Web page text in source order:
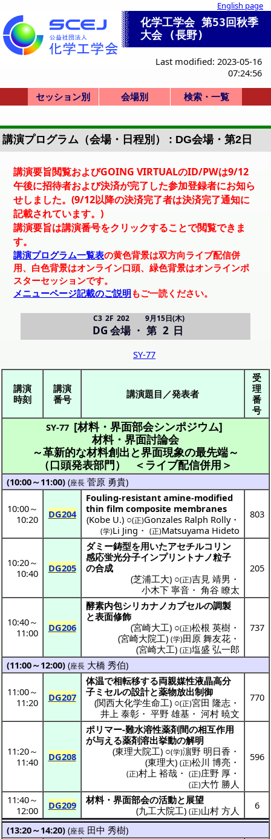
English page
化学工学会 第53回秋季
大会 (長野)
Last modified: 2023-05-16
07:24:56
セッション別
ポ
会場別
ano
検索・一覧
講演プログラム（会場・日程別） : DG会場・第2日
講演要旨閲覧およびGOING VIRTUALのID/PWは9/12
午後に招待者および決済が完了した参加登録者にお知ら
せしました。(9/12以降の決済完了者は決済完了通知に
記載されています。)
講演要旨は講演番号をクリックすることで閲覧できま
す。
講演プログラム一覧表の黄色背景は双方向ライブ配信併
用、白色背景はオンライン口頭、緑色背景はオンラインポ
スターセッションです。
メニューページ記載のご説明もご一読ください。
DG 会場
C3 2F 202
・ 第 2 日
9月15日(木)
SY-77
講演
時刻
講演
番号
講演題目／発表者
受
理
番
号
SY-77 [材料・界面部会シンポジウム]
材料・界面討論会
～革新的な材料創出と界面現象の最先端～
（口頭発表部門）
＜ライブ配信併用＞
(10:00～11:00) (座長 菅原 勇貴)
10:00～
10:20
DG204
Fouling-resistant amine-modified
thin film composite membranes
(Kobe U.) ○(正)Gonzales Ralph Rolly・
(学)Li Jing ・ (正)Matsuyama Hideto
803
10:20～
10:40
DG205
ダミー鋳型を用いたアセチルコリン
感応蛍光分子インプリントナノ粒子
の合成
(芝浦工大) ○(正)吉見 靖男 ・
小木下 寧音・ 角谷 瞭太
205
10:40～
11:00
DG206
酵素内包シリカナノカプセルの調製
と表面修飾
(宮崎大工) ○(正)松根 英樹・
(宮崎大院工) (学)田原 舞友花・
(宮崎大工) (正)塩盛 弘一郎
737
(11:00～12:00) (座長 大橋 秀伯)
11:00～
11:20
DG207
体温で相転移する両親媒性液晶高分
子ミセルの設計と薬物放出制御
(関西大化学生命工) ○(正)宮田 隆志・
井上 泰彰・ 平野 雄基・ 河村 暁文
770
11:20～
11:40
DG208
ポリマー-難水溶性薬剤間の相互作用
が与える薬剤溶出挙動の解明
(東理大院工) ○(学)濵野 明日香 ・
(東理大) (正)松川 博亮・
(正)村上 裕哉・ (正)庄野 厚・
(正)大竹 勝人
596
11:40～
12:00
DG209 材料 ・界面部会の活動と展望
(九工大院工) (正)山村 方人 6
(13:20～14:20) (座長 田中 秀樹)